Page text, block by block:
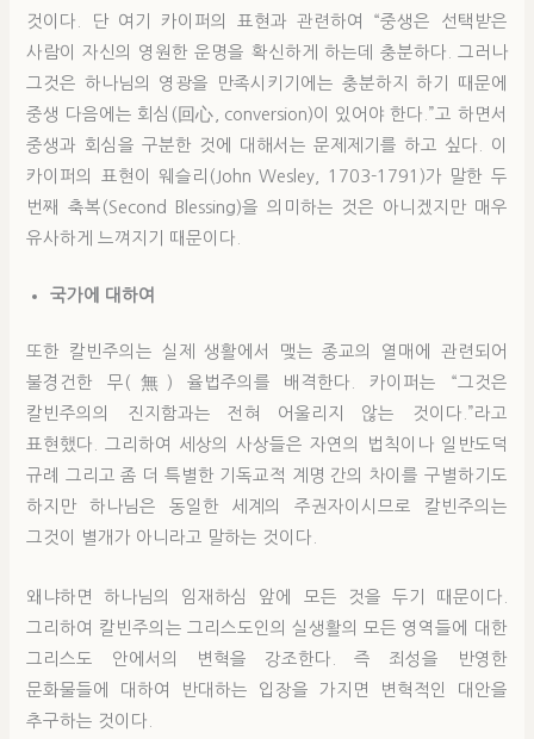
것이다. 단 여기 카이퍼의 표현과 관련하여 “중생은 선택받은
사람이 자신의 영원한 운명을 확신하게 하는데 충분하다. 그러나
그것은 하나님의 영광을 만족시키기에는 충분하지 하기 때문에
중생 다음에는 회심(回心, conversion)이 있어야 한다.”고 하면서
중생과 회심을 구분한 것에 대해서는 문제제기를 하고 싶다. 이
카이퍼의 표현이 웨슬리(John Wesley, 1703-1791)가 말한 두
번째 축복(Second Blessing)을 의미하는 것은 아니겠지만 매우
유사하게 느껴지기 때문이다.
국가에 대하여
또한 칼빈주의는 실제 생활에서 맺는 종교의 열매에 관련되어
불경건한 무(無) 율법주의를 배격한다. 카이퍼는 “그것은
칼빈주의의 진지함과는 전혀 어울리지 않는 것이다.”라고
표현했다. 그리하여 세상의 사상들은 자연의 법칙이나 일반도덕
규례 그리고 좀 더 특별한 기독교적 계명 간의 차이를 구별하기도
하지만 하나님은 동일한 세계의 주권자이시므로 칼빈주의는
그것이 별개가 아니라고 말하는 것이다.
왜냐하면 하나님의 임재하심 앞에 모든 것을 두기 때문이다.
그리하여 칼빈주의는 그리스도인의 실생활의 모든 영역들에 대한
그리스도 안에서의 변혁을 강조한다. 즉 죄성을 반영한
문화물들에 대하여 반대하는 입장을 가지면 변혁적인 대안을
추구하는 것이다.